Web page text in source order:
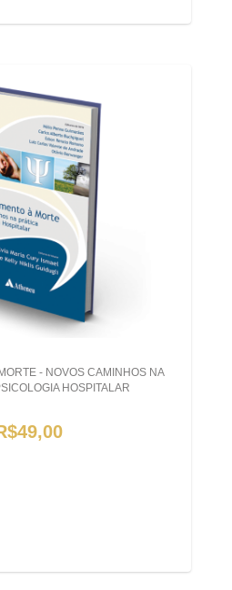
- NOVOS CAMINHOS NA
HOSPITALAR